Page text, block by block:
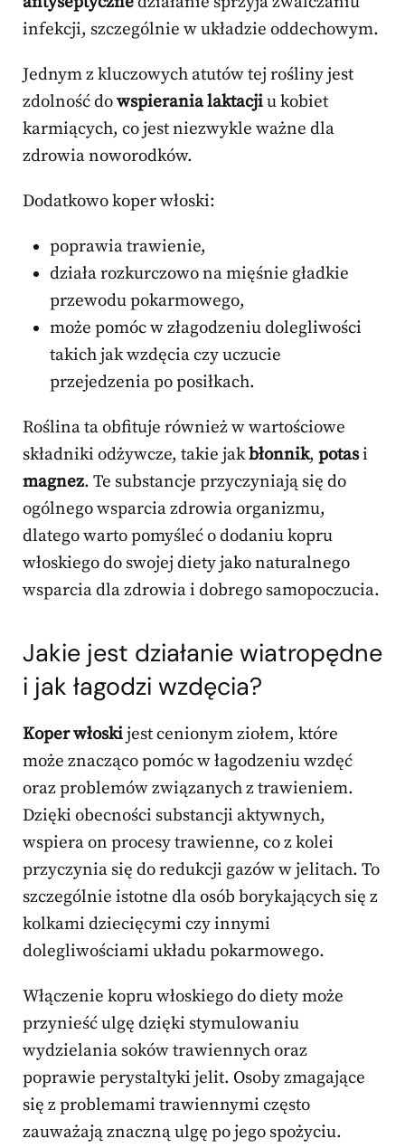
infekcji, szczególnie w układzie oddechowym.
Jednym z kluczowych atutów tej rośliny jest
zdolność dowspierania laktacjiu kobiet
karmiących, co jest niezwykle ważne dla
zdrowia noworodków.
Dodatkowo koper włoski:
poprawia trawienie,
działa rozkurczowo na mięśnie gładkie
przewodu pokarmowego,
może pomóc w złagodzeniu dolegliwości
takich jak wzdęcia czy uczucie
przejedzenia po posiłkach.
Roślina ta obfituje również w wartościowe
składniki odżywcze, takie jakbłonnik, potasi
magnez. Te substancje przyczyniają się do
ogólnego wsparcia zdrowia organizmu,
dlatego warto pomyśleć o dodaniu kopru
włoskiego do swojej diety jako naturalnego
wsparcia dla zdrowia i dobrego samopoczucia.
Jakie jest działanie wiatropędne
i jak łagodzi wzdęcia?
Koper włoskijest cenionym ziołem, które
może znacząco pomóc w łagodzeniu wzdęć
oraz problemów związanych z trawieniem.
Dzięki obecności substancji aktywnych,
wspiera on procesy trawienne, co z kolei
przyczynia się do redukcji gazów w jelitach. To
szczególnie istotne dla osób borykających się z
kolkami dziecięcymi czy innymi
dolegliwościami układu pokarmowego.
Włączenie kopru włoskiego do diety może
przynieść ulgę dzięki stymulowaniu
wydzielania soków trawiennych oraz
poprawie perystaltyki jelit. Osoby zmagające
się z problemami trawiennymi często
zauważają znaczną ulgę po jego spożyciu.